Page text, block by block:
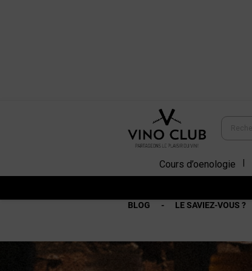
Cours d’oenologie
BLOG
LE SAVIEZ-VOUS ?